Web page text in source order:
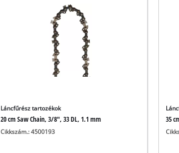
Láncfűrész tartozékok
20 cm Saw Chain, 3/8", 33 DL, 1.1 mm
Cikkszám.: 4500193
35